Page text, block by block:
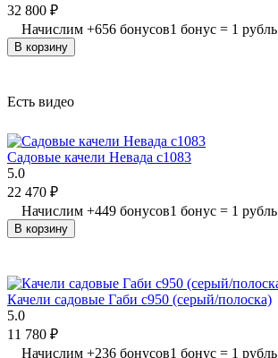
32 800 ₽
Начислим +656 бонусов1 бонус = 1 рубль
В корзину
Есть видео
Садовые качели Невада с1083
5.0
22 470 ₽
Начислим +449 бонусов1 бонус = 1 рубль
В корзину
Качели садовые Габи с950 (серый/полоска)
5.0
11 780 ₽
Начислим +236 бонусов1 бонус = 1 рубль